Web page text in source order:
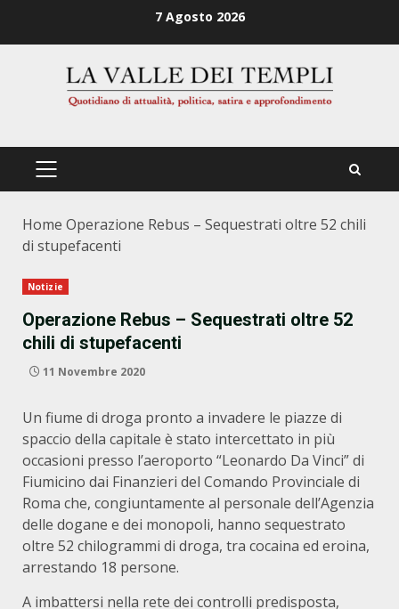
7 Agosto 2026
PRIMÄRES
Home Operazione Rebus – Sequestrati oltre 52 chili
di stupefacenti
Notizie
Operazione Rebus – Sequestrati oltre 52
chili di stupefacenti
11 Novembre 2020
Un fiume di droga pronto a invadere le piazze di
spaccio della capitale è stato intercettato in più
occasioni presso l’aeroporto “Leonardo Da Vinci” di
Fiumicino dai Finanzieri del Comando Provinciale di
Roma che, congiuntamente al personale dell’Agenzia
delle dogane e dei monopoli, hanno sequestrato
oltre 52 chilogrammi di droga, tra cocaina ed eroina,
arrestando 18 persone.
A imbattersi nella rete dei controlli predisposta,